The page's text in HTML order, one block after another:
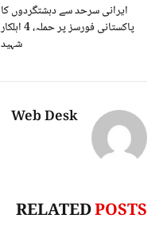
ایرانی سرحد سے دہشتگردوں کا
پاکستانی فورسز پر حملہ، 4 اہلکار
شہید
Web Desk
RELATEDPOSTS